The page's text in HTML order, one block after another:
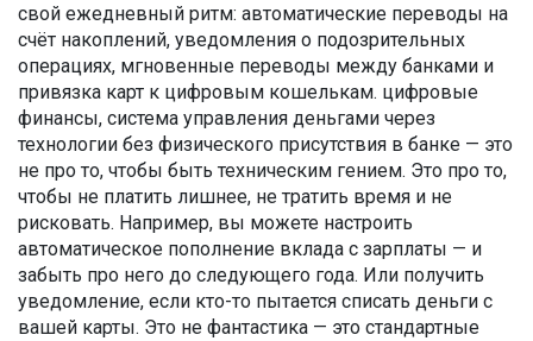
свой ежедневный ритм: автоматические переводы на
счёт накоплений, уведомления о подозрительных
операциях, мгновенные переводы между банками и
привязка карт к цифровым кошелькам. цифровые
финансы, система управления деньгами через
технологии без физического присутствия в банке — это
не про то, чтобы быть техническим гением. Это про то,
чтобы не платить лишнее, не тратить время и не
рисковать. Например, вы можете настроить
автоматическое пополнение вклада с зарплаты — и
забыть про него до следующего года. Или получить
уведомление, если кто-то пытается списать деньги с
вашей карты. Это не фантастика — это стандартные